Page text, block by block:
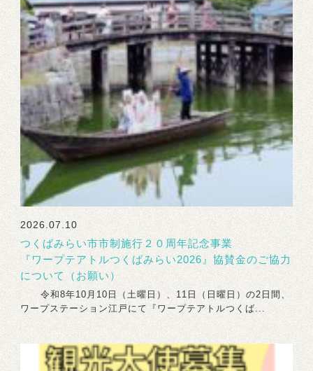
2026.07.10
つくばみらい市市制施行２０周年記念事業
『ワープテアトルつくばみらい2026』協賛金のご協力
について（お願い）
令和8年10月10日（土曜日）、11日（日曜日）の2日間、
ワープステーション江戸にて『ワープテアトルつくば...